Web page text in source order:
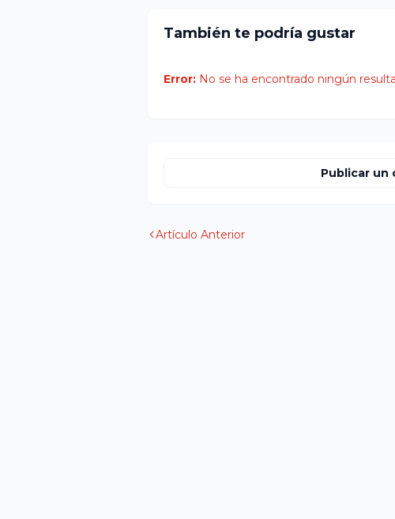
También te podría gustar
Error: No se ha encontrado ningún
Publicar un
Artículo Anterior